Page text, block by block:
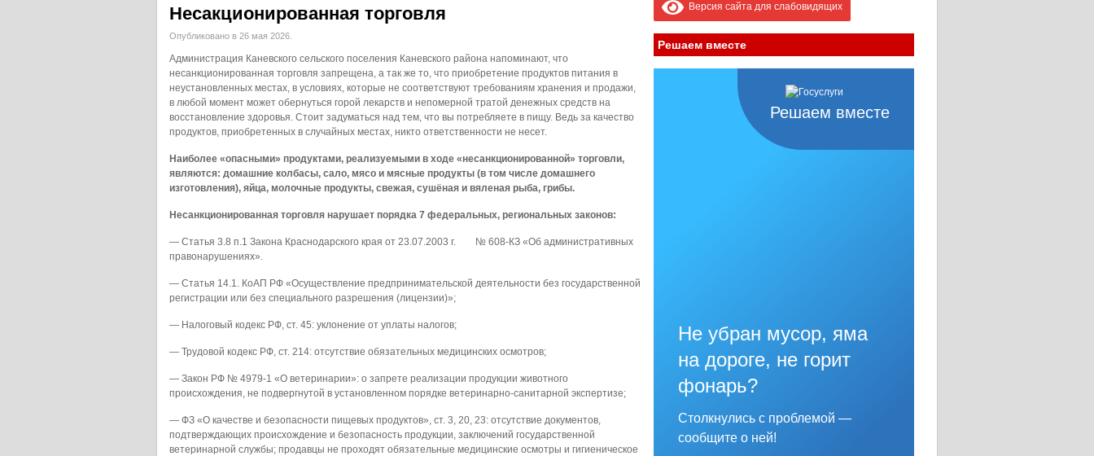
Несакционированная торговля
Опубликовано в 26 мая 2026.
Администрация Каневского сельского поселения Каневского района напоминают, что
несанкционированная торговля запрещена, а так же то, что приобретение продуктов питания в
неустановленных местах, в условиях, которые не соответствуют требованиям хранения и продажи,
в любой момент может обернуться горой лекарств и непомерной тратой денежных средств на
восстановление здоровья. Стоит задуматься над тем, что вы потребляете в пищу. Ведь за качество
продуктов, приобретенных в случайных местах, никто ответственности не несет.
Наиболее «опасными» продуктами, реализуемыми в ходе «несанкционированной» торговли,
являются: домашние колбасы, сало, мясо и мясные продукты (в том числе домашнего
изготовления), яйца, молочные продукты, свежая, сушёная и вяленая рыба, грибы.
Несанкционированная торговля нарушает порядка 7 федеральных, региональных законов:
— Статья 3.8 п.1 Закона Краснодарского края от 23.07.2003 г. № 608-КЗ «Об административных
правонарушениях».
— Статья 14.1. КоАП РФ «Осуществление предпринимательской деятельности без государственной
регистрации или без специального разрешения (лицензии)»;
— Налоговый кодекс РФ, ст. 45: уклонение от уплаты налогов;
— Трудовой кодекс РФ, ст. 214: отсутствие обязательных медицинских осмотров;
— Закон РФ № 4979-1 «О ветеринарии»: о запрете реализации продукции животного
происхождения, не подвергнутой в установленном порядке ветеринарно-санитарной экспертизе;
— ФЗ «О качестве и безопасности пищевых продуктов», ст. 3, 20, 23: отсутствие документов,
подтверждающих происхождение и безопасность продукции, заключений государственной
ветеринарной службы; продавцы не проходят обязательные медицинские осмотры и гигиеническое
Версия сайта для слабовидящих
Решаем вместе
Решаем вместе
Не убран мусор, яма
на дороге, не горит
фонарь?
Столкнулись с проблемой —
сообщите о ней!